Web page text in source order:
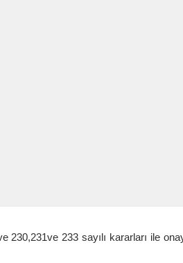
230,231ve 233 sayılı kararları ile